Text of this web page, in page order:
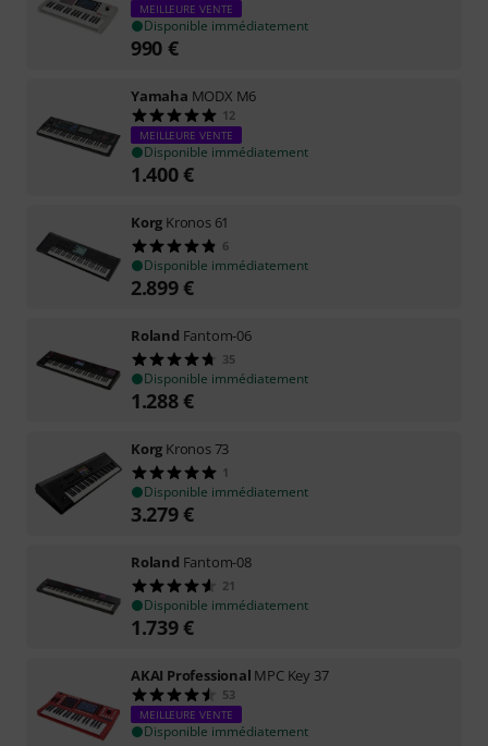
MEILLEURE VENTE
Disponible immédiatement
990 €
Yamaha MODX M6
12
MEILLEURE VENTE
Disponible immédiatement
1.400€
Korg Kronos 61
6
Disponible immédiatement
2.899€
Roland Fantom-06
35
Disponible immédiatement
1.288€
Korg Kronos 73
1
Disponible immédiatement
3.279€
Roland Fantom-08
21
Disponible immédiatement
1.739€
AKAI Professional MPC Key 37
53
MEILLEURE VENTE
Disponible immédiatement